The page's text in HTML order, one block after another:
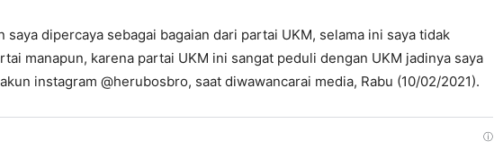
saya dipercaya sebagai bagaian dari partai UKM, selama ini saya tidak
manapun, karena partai UKM ini sangat peduli dengan UKM jadinya saya
instagram @herubosbro, saat diwawancarai media, Rabu (10/02/2021).
ⓘ